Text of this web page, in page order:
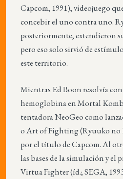
Capcom, 1991), videojuego
concebir el uno contra uno.
posteriormente, extendieron
pero eso solo sirvió de
este territorio.
Mientras Ed Boon resolvía
hemoglobina en Mortal
tentadora NeoGeo como
o Art of Fighting (Ryuuko no
por el título de Capcom. Al
las bases de la simulación y
Virtua Fighter (íd.; SEGA,